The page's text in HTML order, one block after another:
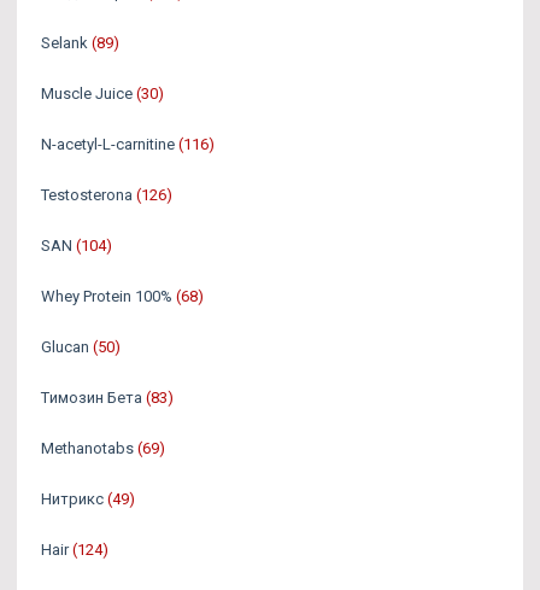
Selank (89)
Muscle Juice (30)
N-acetyl-L-carnitine (116)
Testosterona (126)
SAN (104)
Whey Protein 100% (68)
Glucan (50)
Tимозин Бета (83)
Methanotabs (69)
Нитрикс (49)
Hair (124)